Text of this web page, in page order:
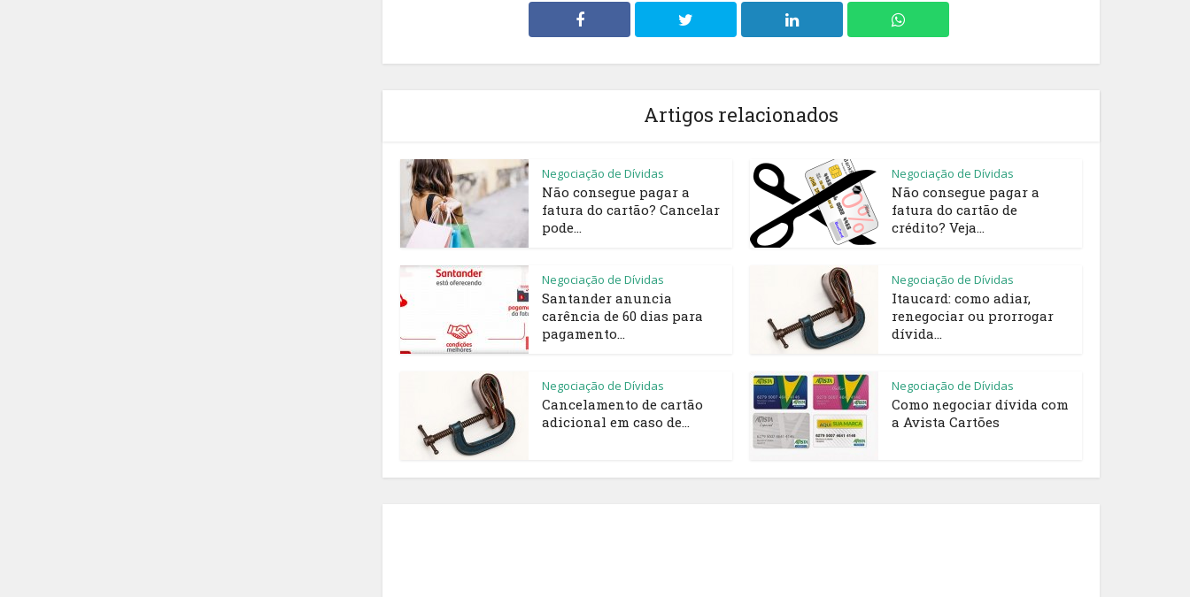
Artigos relacionados
Negociação de Dívidas
Não consegue pagar a
fatura do cartão? Cancelar
pode...
Negociação de Dívidas
Não consegue pagar a
fatura do cartão de
crédito? Veja...
Negociação de Dívidas
Santander anuncia
carência de 60 dias para
pagamento...
Negociação de Dívidas
Itaucard: como adiar,
renegociar ou prorrogar
dívida...
Negociação de Dívidas
Cancelamento de cartão
adicional em caso de...
Negociação de Dívidas
Como negociar dívida com
a Avista Cartões